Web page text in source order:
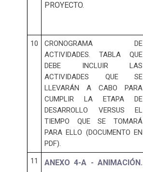
PROYECTO.
10
CRONOGRAMA DE
ACTIVIDADES. TABLA QUE
DEBE INCLUIR LAS
ACTIVIDADES QUE SE
LLEVARÁN A CABO PARA
CUMPLIR LA ETAPA DE
DESARROLLO VERSUS EL
TIEMPO QUE SE TOMARÁ
PARA ELLO (DOCUMENTO EN
PDF).
11
ANEXO 4-A - ANIMACIÓN.